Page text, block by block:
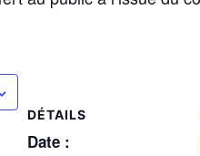
DÉTAILS
Date :